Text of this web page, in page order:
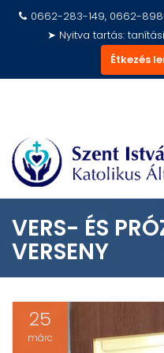
0662-283-149, 0662-
➤ Nyitva tartás:
Étkezés
VERS- ÉS
VERSENY
25
márc